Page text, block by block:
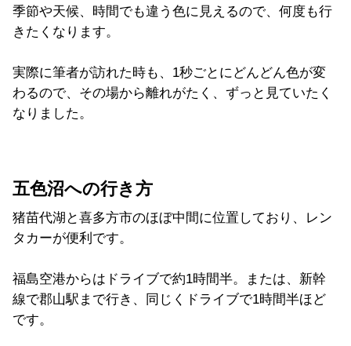
季節や天候、時間でも違う色に見えるので、何度も行
きたくなります。
実際に筆者が訪れた時も、1秒ごとにどんどん色が変
わるので、その場から離れがたく、ずっと見ていたく
なりました。
五色沼への行き方
猪苗代湖と喜多方市のほぼ中間に位置しており、レン
タカーが便利です。
福島空港からはドライブで約1時間半。または、新幹
線で郡山駅まで行き、同じくドライブで1時間半ほど
です。